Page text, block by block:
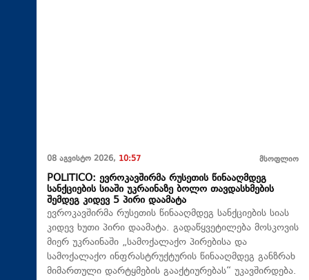
08 აგვისტო 2026, 10:57 მსოფლიო
POLITICO: ევროკავშირმა რუსეთის წინააღმდეგ
სანქციების სიაში უკრაინაზე ბოლო თავდასხმების
შემდეგ კიდევ 5 პირი დაამატა
ევროკავშირმა რუსეთის წინააღმდეგ სანქციების სიას
კიდევ ხუთი პირი დაამატა. გადაწყვეტილება მოსკოვის
მიერ უკრაინაში „სამოქალაქო პირებისა და
სამოქალაქო ინფრასტრუქტურის წინააღმდეგ განზრახ
მიმართული დარტყმების გააქტიურებას“ უკავშირდება.